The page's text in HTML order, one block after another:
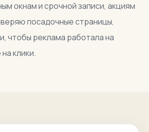
окнам и срочной записи, акциям
посадочные страницы,
чтобы реклама работала на
клики.